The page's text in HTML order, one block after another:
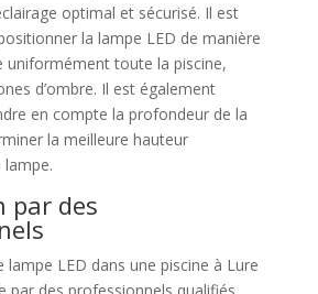
optimal et sécurisé. Il est
la lampe LED de manière
uniformément toute la piscine,
d’ombre. Il est également
en compte la profondeur de la
la meilleure hauteur
lampe.
par des
lampe LED dans une piscine à Lure